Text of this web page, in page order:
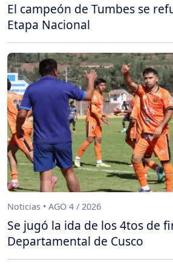
El campeón de Tumbes se
Etapa Nacional
Noticias • AGO 4 / 2026
Se jugó la ida de los 4tos de
Departamental de Cusco